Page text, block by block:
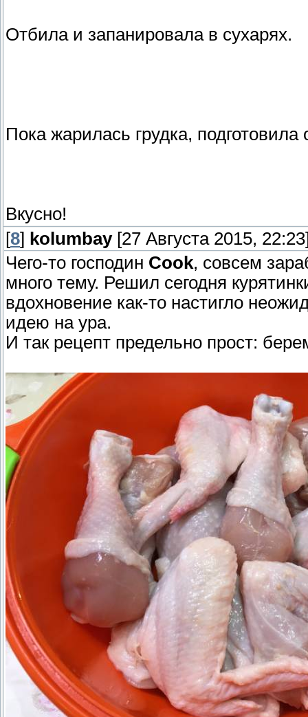
Отбила и запанировала в сухарях.
Пока жарилась грудка,
Вкусно!
[8] kolumbay[27 Августа 2015,
Чего-то господин Cook, совсем
много тему. Решил сегодня
вдохновение как-то настигло
идею на ура.
И так рецепт предельно прост: